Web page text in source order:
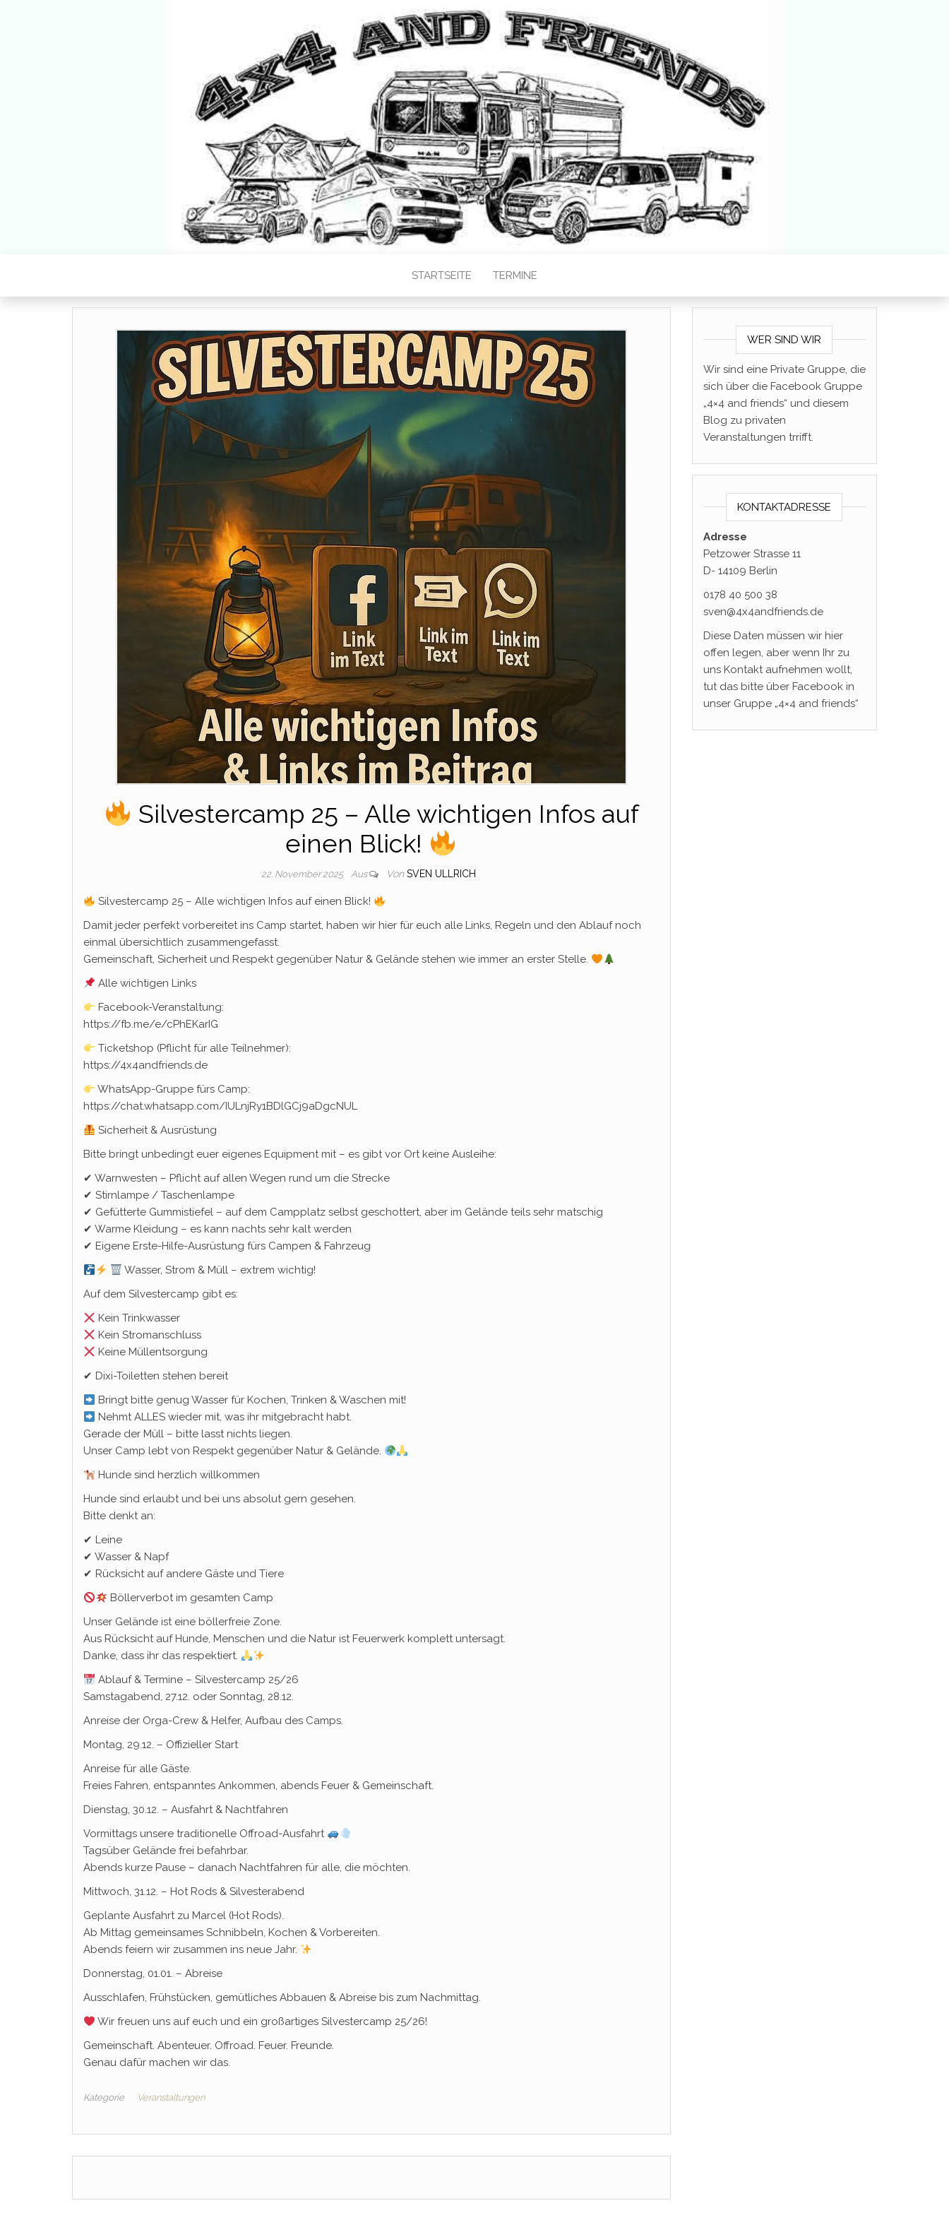
STARTSEITE TERMINE
Silvestercamp 25 – Alle wichtigen Infos auf
einen Blick!
22. November 2025 Aus Von SVEN ULLRICH
Silvestercamp 25 – Alle wichtigen Infos auf einen Blick!
Damit jeder perfekt vorbereitet ins Camp startet, haben wir hier für euch alle Links, Regeln und den Ablauf noch
einmal übersichtlich zusammengefasst.
Gemeinschaft, Sicherheit und Respekt gegenüber Natur & Gelände stehen wie immer an erster Stelle.
Alle wichtigen Links
Facebook-Veranstaltung:
https://fb.me/e/cPhEKarIG
Ticketshop (Pflicht für alle Teilnehmer):
https://4x4andfriends.de
WhatsApp-Gruppe fürs Camp:
https://chat.whatsapp.com/IULnjRy1BDlGCj9aDgcNUL
Sicherheit & Ausrüstung
Bitte bringt unbedingt euer eigenes Equipment mit – es gibt vor Ort keine Ausleihe:
✔ Warnwesten – Pflicht auf allen Wegen rund um die Strecke
✔ Stirnlampe / Taschenlampe
✔ Gefütterte Gummistiefel – auf dem Camp­platz selbst geschottert, aber im Gelände teils sehr matschig
✔ Warme Kleidung – es kann nachts sehr kalt werden
✔ Eigene Erste-Hilfe-Ausrüstung fürs Campen & Fahrzeug
Wasser, Strom & Müll – extrem wichtig!
Auf dem Silvestercamp gibt es:
Kein Trinkwasser
Kein Stromanschluss
Keine Müllentsorgung
✔ Dixi-Toiletten stehen bereit
Bringt bitte genug Wasser für Kochen, Trinken & Waschen mit!
Nehmt ALLES wieder mit, was ihr mitgebracht habt.
Gerade der Müll – bitte lasst nichts liegen.
Unser Camp lebt von Respekt gegenüber Natur & Gelände.
Hunde sind herzlich willkommen
Hunde sind erlaubt und bei uns absolut gern gesehen.
Bitte denkt an:
✔ Leine
✔ Wasser & Napf
✔ Rücksicht auf andere Gäste und Tiere
Böllerverbot im gesamten Camp
Unser Gelände ist eine böllerfreie Zone.
Aus Rücksicht auf Hunde, Menschen und die Natur ist Feuerwerk komplett untersagt.
Danke, dass ihr das respektiert.
Ablauf & Termine – Silvestercamp 25/26
Samstagabend, 27.12. oder Sonntag, 28.12.
Anreise der Orga-Crew & Helfer, Aufbau des Camps.
Montag, 29.12. – Offizieller Start
Anreise für alle Gäste.
Freies Fahren, entspanntes Ankommen, abends Feuer & Gemeinschaft.
Dienstag, 30.12. – Ausfahrt & Nachtfahren
Vormittags unsere traditionelle Offroad-Ausfahrt
Tagsüber Gelände frei befahrbar.
Abends kurze Pause – danach Nachtfahren für alle, die möchten.
Mittwoch, 31.12. – Hot Rods & Silvesterabend
Geplante Ausfahrt zu Marcel (Hot Rods).
Ab Mittag gemeinsames Schnibbeln, Kochen & Vorbereiten.
Abends feiern wir zusammen ins neue Jahr.
Donnerstag, 01.01. – Abreise
Ausschlafen, Frühstücken, gemütliches Abbauen & Abreise bis zum Nachmittag.
Wir freuen uns auf euch und ein großartiges Silvestercamp 25/26!
Gemeinschaft. Abenteuer. Offroad. Feuer. Freunde.
Genau dafür machen wir das.
Kategorie Veranstaltungen
WER SIND WIR
Wir sind eine Private Gruppe, die
sich über die Facebook Gruppe
„4×4 and friends“ und diesem
Blog zu privaten
Veranstaltungen trrifft.
KONTAKTADRESSE
Adresse
Petzower Strasse 11
D- 14109 Berlin
0178 40 500 38
sven@4x4andfriends.de
Diese Daten müssen wir hier
offen legen, aber wenn Ihr zu
uns Kontakt aufnehmen wollt,
tut das bitte über Facebook in
unser Gruppe „4×4 and friends“